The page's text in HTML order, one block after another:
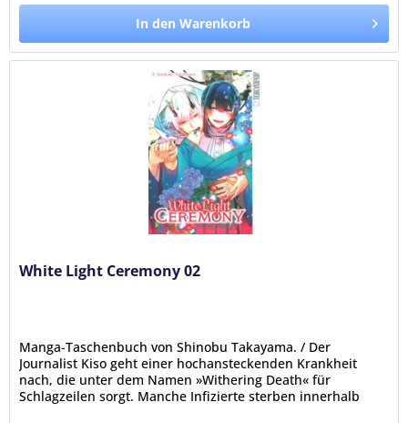
In den Warenkorb
White Light Ceremony 02
Manga-Taschenbuch von Shinobu Takayama. / Der
Journalist Kiso geht einer hochansteckenden Krankheit
nach, die unter dem Namen »Withering Death« für
Schlagzeilen sorgt. Manche Infizierte sterben innerhalb